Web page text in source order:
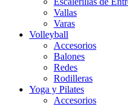
Vallas
Varas
Volleyball
Accesorios
Balones
Redes
Rodilleras
Yoga y Pilates
Accesorios